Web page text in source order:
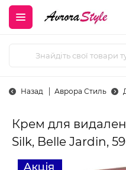
Назад Аврора Стиль
Крем для
Silk, Belle Jardin,